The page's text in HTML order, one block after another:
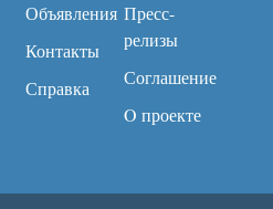
Объявления
Контакты
Справка
Пресс-
релизы
Соглашение
O проекте